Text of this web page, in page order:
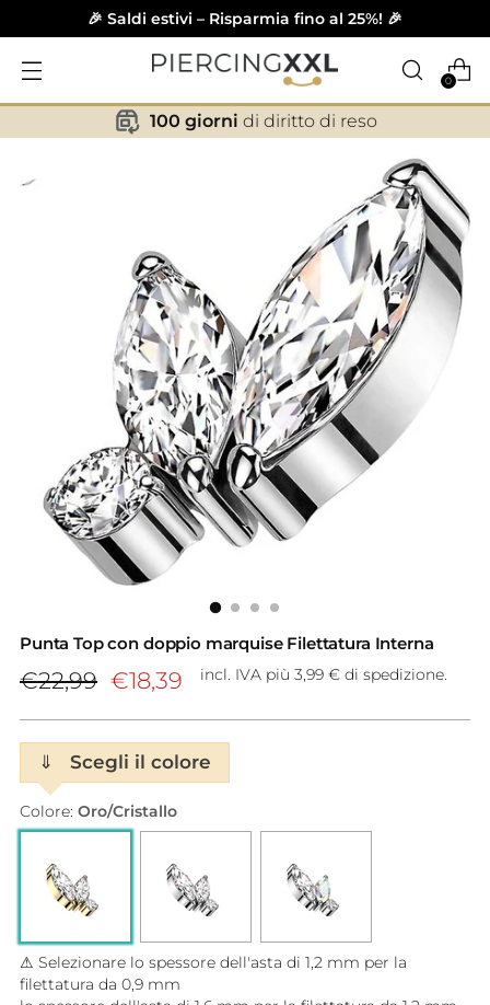
🎉 Saldi estivi – Risparmia fino al 25%! 🎉
0
✕
100 giorni di diritto di reso
Punta Top con doppio marquise Filettatura Interna
Prezzo
listino
€22,99 €18,39 incl. IVA più 3,99 € di spedizione.
⇓ Scegli il colore
Colore: Oro/Cristallo
⚠ Selezionare lo spessore dell'asta di 1,2 mm per la
filettatura da 0,9 mm